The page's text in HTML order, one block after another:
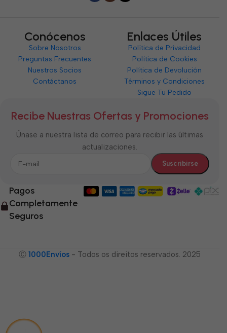
Conócenos
Sobre Nosotros
Preguntas Frecuentes
Nuestros Socios
Contáctanos
Enlaces Útiles
Política de Privacidad
Política de Cookies
Política de Devolución
Términos y Condiciones
Sigue Tu Pedido
Recibe Nuestras Ofertas y Promociones
Únase a nuestra lista de correo para recibir las últimas
actualizaciones.
Pagos
Completamente
Seguros
Ⓒ 1000Envíos - Todos os direitos reservados. 2025